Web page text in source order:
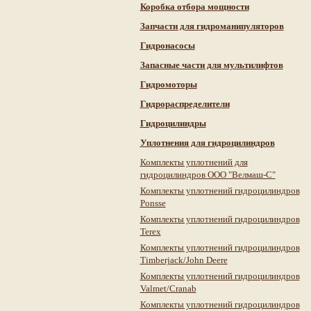
Коробка отбора мощности
Запчасти для гидроманипуляторов
Гидронасосы
Запасные части для мультилифтов
Гидромоторы
Гидрораспределители
Гидроцилиндры
Уплотнения для гидроцилиндров
Комплекты уплотнений для
гидроцилиндров ООО "Велмаш-С"
Комплекты уплотнений гидроцилиндров
Ponsse
Комплекты уплотнений гидроцилиндров
Terex
Комплекты уплотнений гидроцилиндров
Timberjack/John Deere
Комплекты уплотнений гидроцилиндров
Valmet/Cranab
Комплекты уплотнений гидроцилиндров